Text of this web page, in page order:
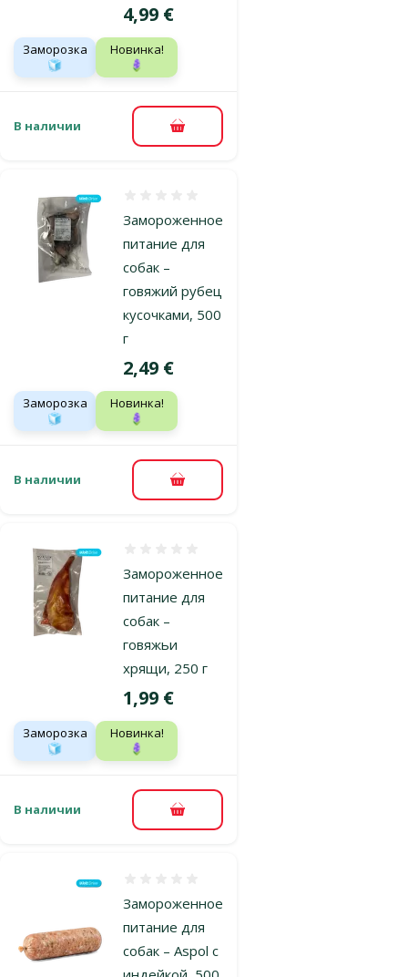
Цена
4,99 €
Заморозка
🧊
Новинка!
🪻
В наличии В корзину
Замороженное
питание для
собак –
говяжий рубец
кусочками, 500
г
Цена
2,49 €
Заморозка
🧊
Новинка!
🪻
В наличии В корзину
Замороженное
питание для
собак –
говяжьи
хрящи, 250 г
Цена
1,99 €
Заморозка
🧊
Новинка!
🪻
В наличии В корзину
Замороженное
питание для
собак – Aspol с